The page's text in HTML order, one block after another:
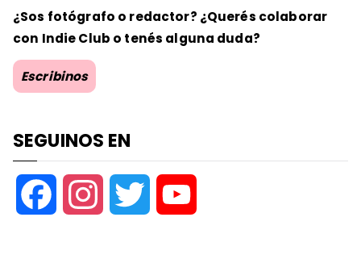
¿Sos fotógrafo o redactor? ¿Querés colaborar
con Indie Club o tenés alguna duda?
Escribinos
SEGUINOS EN